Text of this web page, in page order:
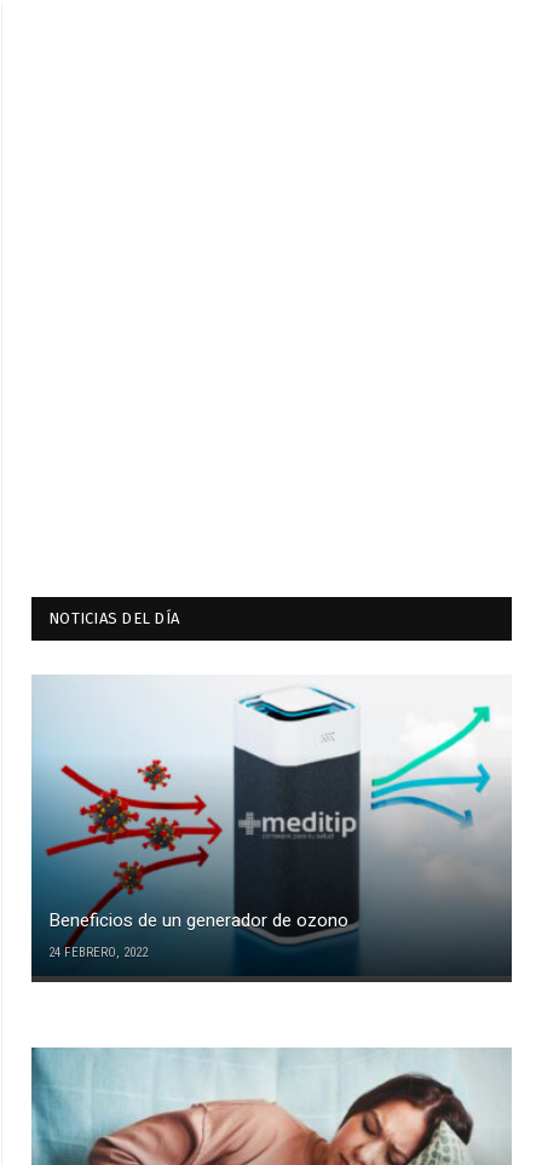
NOTICIAS DEL DÍA
Beneficios de un generador de ozono
24 FEBRERO, 2022